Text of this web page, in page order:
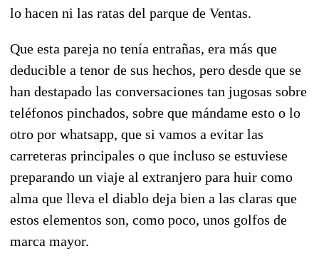
lo hacen ni las ratas del parque de Ventas.
Que esta pareja no tenía entrañas, era más que
deducible a tenor de sus hechos, pero desde que se
han destapado las conversaciones tan jugosas sobre
teléfonos pinchados, sobre que mándame esto o lo
otro por whatsapp, que si vamos a evitar las
carreteras principales o que incluso se estuviese
preparando un viaje al extranjero para huir como
alma que lleva el diablo deja bien a las claras que
estos elementos son, como poco, unos golfos de
marca mayor.